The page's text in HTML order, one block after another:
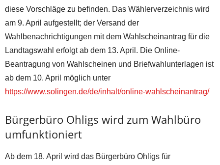
diese Vorschläge zu befinden. Das Wählerverzeichnis wird
am 9. April aufgestellt; der Versand der
Wahlbenachrichtigungen mit dem Wahlscheinantrag für die
Landtagswahl erfolgt ab dem 13. April. Die Online-
Beantragung von Wahlscheinen und Briefwahlunterlagen ist
ab dem 10. April möglich unter
https://www.solingen.de/de/inhalt/online-wahlscheinantrag/
Bürgerbüro Ohligs wird zum Wahlbüro
umfunktioniert
Ab dem 18. April wird das Bürgerbüro Ohligs für